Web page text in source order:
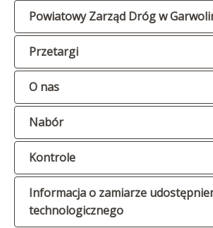
Powiatowy Zarząd Dróg w
Przetargi
O nas
Nabór
Kontrole
Informacja o zamiarze
technologicznego